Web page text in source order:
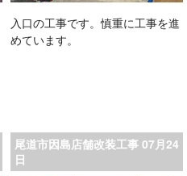
入口の工事です。慎重に工事を進
めています。
尾道市因島店舗改装工事 07月24
日